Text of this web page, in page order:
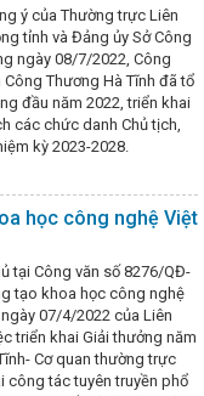
tuần hoàn, sản xuất và
của Liên minh Châu
hội tăng trưởng mới
cơ sở trực thuộc
Thương
Nghị
ngày 01/8/2024
Kết
Phát động Tháng
phẩm (Theo Đài Phát
tỷ đồng ở huyện miền
những tháng cuối
Sơ kết giữa nhiệm kỳ
2020 - 2025
THƯƠNG ĐỂ TỔ CHỨC
Hội nghị trực tuyến
đán năm 2024
Quy
nghiệp
Thực
Hà Tĩnh quán triệt các
quyết Đại hội Đảng
ý của Thường trực Liên
tỉnh và Đảng ủy Sở Công
ngày 08/7/2022, Công
Thương Hà Tĩnh đã tổ
đầu năm 2022, triển khai
các chức danh Chủ tịch,
kỳ 2023-2028.
học công nghệ Việt
tại Công văn số 8276/QĐ-
tạo khoa học công nghệ
07/4/2022 của Liên
triển khai Giải thưởng năm
Cơ quan thường trực
công tác tuyên truyền phổ